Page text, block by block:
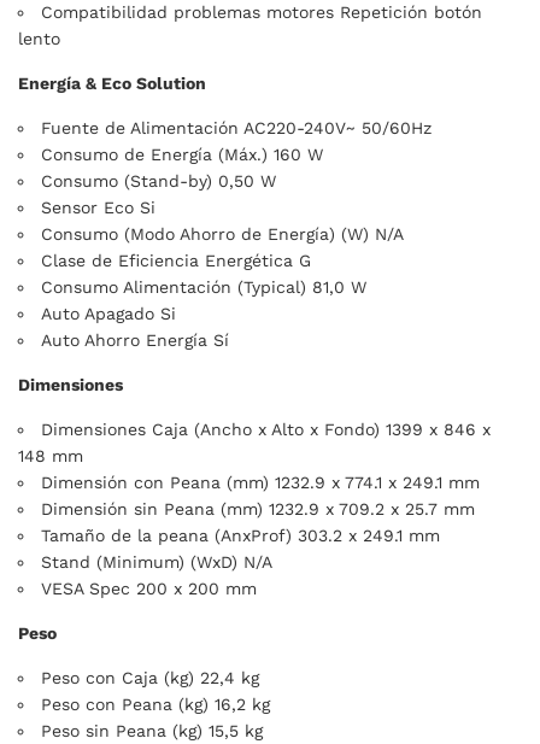
Compatibilidad problemas motores Repetición botón
lento
Energía & Eco Solution
Fuente de Alimentación AC220-240V~ 50/60Hz
Consumo de Energía (Máx.) 160 W
Consumo (Stand-by) 0,50 W
Sensor Eco Si
Consumo (Modo Ahorro de Energía) (W) N/A
Clase de Eficiencia Energética G
Consumo Alimentación (Typical) 81,0 W
Auto Apagado Si
Auto Ahorro Energía Sí
Dimensiones
Dimensiones Caja (Ancho x Alto x Fondo) 1399 x 846 x
148 mm
Dimensión con Peana (mm) 1232.9 x 774.1 x 249.1 mm
Dimensión sin Peana (mm) 1232.9 x 709.2 x 25.7 mm
Tamaño de la peana (AnxProf) 303.2 x 249.1 mm
Stand (Minimum) (WxD) N/A
VESA Spec 200 x 200 mm
Peso
Peso con Caja (kg) 22,4 kg
Peso con Peana (kg) 16,2 kg
Peso sin Peana (kg) 15,5 kg